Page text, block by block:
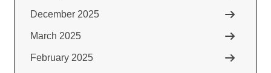
December 2025
March 2025
February 2025